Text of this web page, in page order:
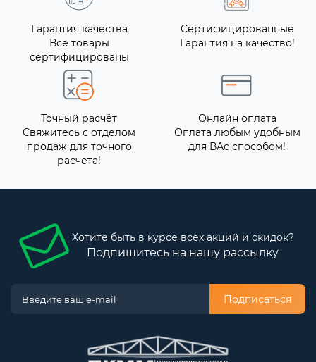
Гарантия качества
Все товары
сертифицированы
Сертифицированные
Гарантия на качество!
Точный расчёт
Свяжитесь с отделом
продаж для точного
расчета!
Онлайн оплата
Оплата любым удобным
для ВАс способом!
Хотите быть в курсе всех акций и скидок?
Подпишитесь на нашу рассылку
Подписаться